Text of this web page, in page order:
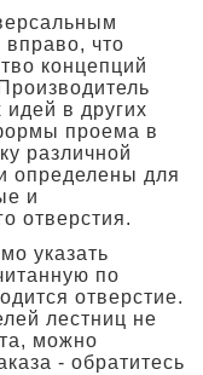
что
концепций
идей в других
проема в
различной
определены для
и
отверстия.
указать
по
отверстие.
лестниц не
можно
- обратитесь